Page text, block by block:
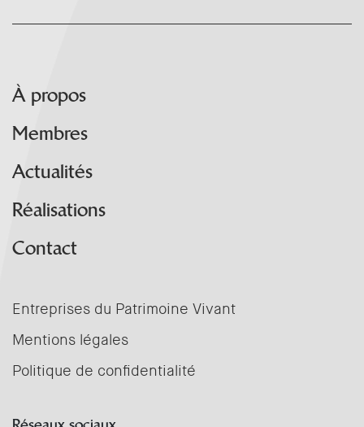
À propos
Membres
Actualités
Réalisations
Contact
Entreprises du Patrimoine Vivant
Mentions légales
Politique de confidentialité